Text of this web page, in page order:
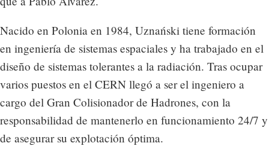
Nacido en Polonia en 1984, Uznański tiene formación
en ingeniería de sistemas espaciales y ha trabajado en el
diseño de sistemas tolerantes a la radiación. Tras ocupar
varios puestos en el CERN llegó a ser el ingeniero a
cargo del Gran Colisionador de Hadrones, con la
responsabilidad de mantenerlo en funcionamiento 24/7 y
de asegurar su explotación óptima.